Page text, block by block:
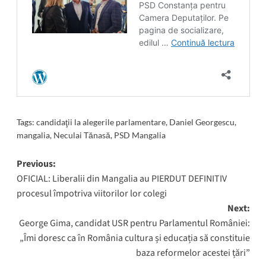
Tags: candidaţii la alegerile parlamentare, Daniel Georgescu,
mangalia, Neculai Tănasă, PSD Mangalia
Post
navigation
Previous:
OFICIAL: Liberalii din Mangalia au PIERDUT DEFINITIV
procesul împotriva viitorilor lor colegi
Next:
George Gima, candidat USR pentru Parlamentul României:
„Îmi doresc ca în România cultura și educația să constituie
baza reformelor acestei țări”